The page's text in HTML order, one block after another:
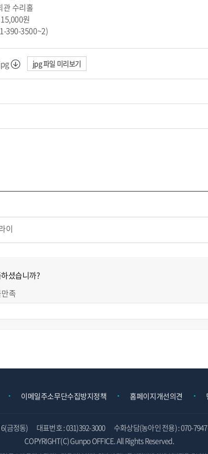
관 수리홀
원
390-3500~2)
jpg 파일 미리보기
이
셨습니까?
족
이메일주소무단수집방지정책 홈페이지개선의견
금정동) 대표번호 : 031)392-3000
수화상담(농아인 전용) : 070-
COPYRIGHT(C) Gunpo OFFICE. All Rights Reserved.